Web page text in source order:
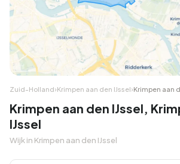
Zuid-Holland›Krimpen aan den IJssel›Krimpen aan
Krimpen aan den IJssel,
IJssel
Wijk in Krimpen aan den IJssel